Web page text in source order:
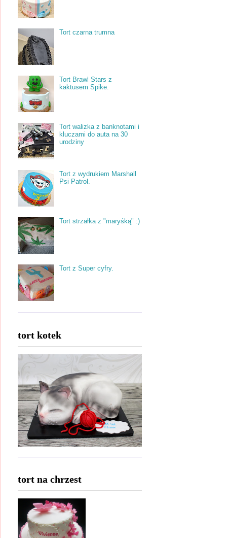
Tort czarna trumna
Tort Brawl Stars z
kaktusem Spike.
Tort walizka z banknotami i
kluczami do auta na 30
urodziny
Tort z wydrukiem Marshall
Psi Patrol.
Tort strzałka z "maryśką" :)
Tort z Super cyfry.
tort kotek
tort na chrzest